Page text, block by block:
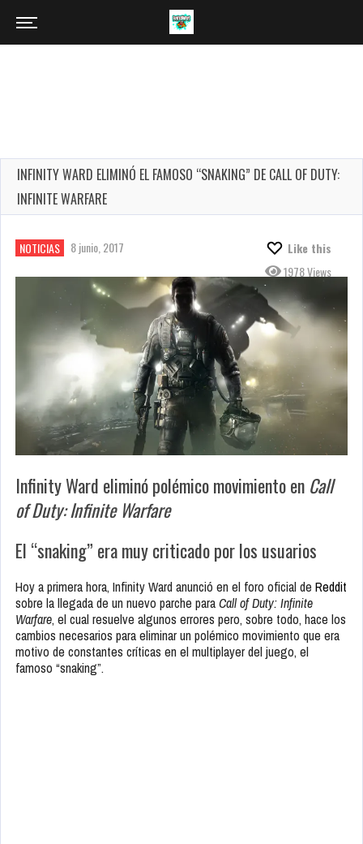
INFINITY WARD ELIMINÓ EL FAMOSO “SNAKING” DE CALL OF DUTY:
INFINITE WARFARE
NOTICIAS 8 junio, 2017
Like this
1978 Views
Infinity Ward eliminó polémico movimiento en Call
of Duty: Infinite Warfare
El “snaking” era muy criticado por los usuarios
Hoy a primera hora, Infinity Ward anunció en el foro oficial de Reddit
sobre la llegada de un nuevo parche paraCall of Duty: Infinite
Warfare, el cual resuelve algunos errores pero, sobre todo, hace los
cambios necesarios para eliminar un polémico movimiento que era
motivo de constantes críticas en el multiplayer del juego, el
famoso “snaking”.